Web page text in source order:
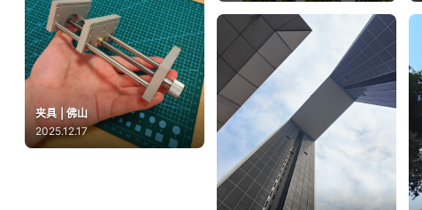
夹具 | 佛山
2025.12.17